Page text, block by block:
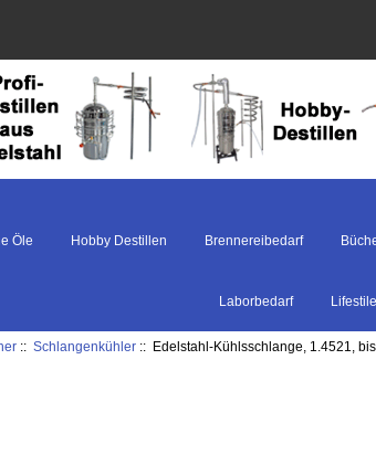
Öle Hobby Destillen Brennereibedarf
Laborbedarf
::Schlangenkühler :: Edelstahl-Kühlsschlange, 1.4521,